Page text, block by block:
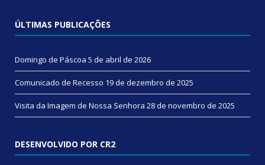
ÚLTIMAS PUBLICAÇÕES
Domingo de Páscoa 5 de abril de 2026
Comunicado de Recesso 19 de dezembro de 2025
Visita da Imagem de Nossa Senhora 28 de novembro de 2025
DESENVOLVIDO POR CR2